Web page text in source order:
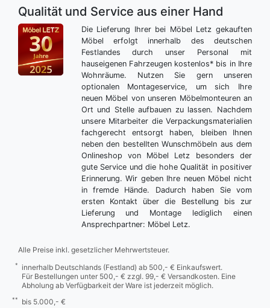
Qualität und Service aus einer Hand
Die Lieferung Ihrer bei Möbel Letz gekauften
Möbel erfolgt innerhalb des deutschen
Festlandes durch unser Personal mit
hauseigenen Fahrzeugen kostenlos* bis in Ihre
Wohnräume. Nutzen Sie gern unseren
optionalen Montageservice, um sich Ihre
neuen Möbel von unseren Möbelmonteuren an
Ort und Stelle aufbauen zu lassen. Nachdem
unsere Mitarbeiter die Verpackungsmaterialien
fachgerecht entsorgt haben, bleiben Ihnen
neben den bestellten Wunschmöbeln aus dem
Onlineshop von Möbel Letz besonders der
gute Service und die hohe Qualität in positiver
Erinnerung. Wir geben Ihre neuen Möbel nicht
in fremde Hände. Dadurch haben Sie vom
ersten Kontakt über die Bestellung bis zur
Lieferung und Montage lediglich einen
Ansprechpartner: Möbel Letz.
Alle Preise inkl. gesetzlicher Mehrwertsteuer.
*
innerhalb Deutschlands (Festland) ab 500,- € Einkaufswert.
Für Bestellungen unter 500,- € zzgl. 99,- € Versandkosten. Eine
Abholung ab Verfügbarkeit der Ware ist jederzeit möglich.
** bis 5.000,- €